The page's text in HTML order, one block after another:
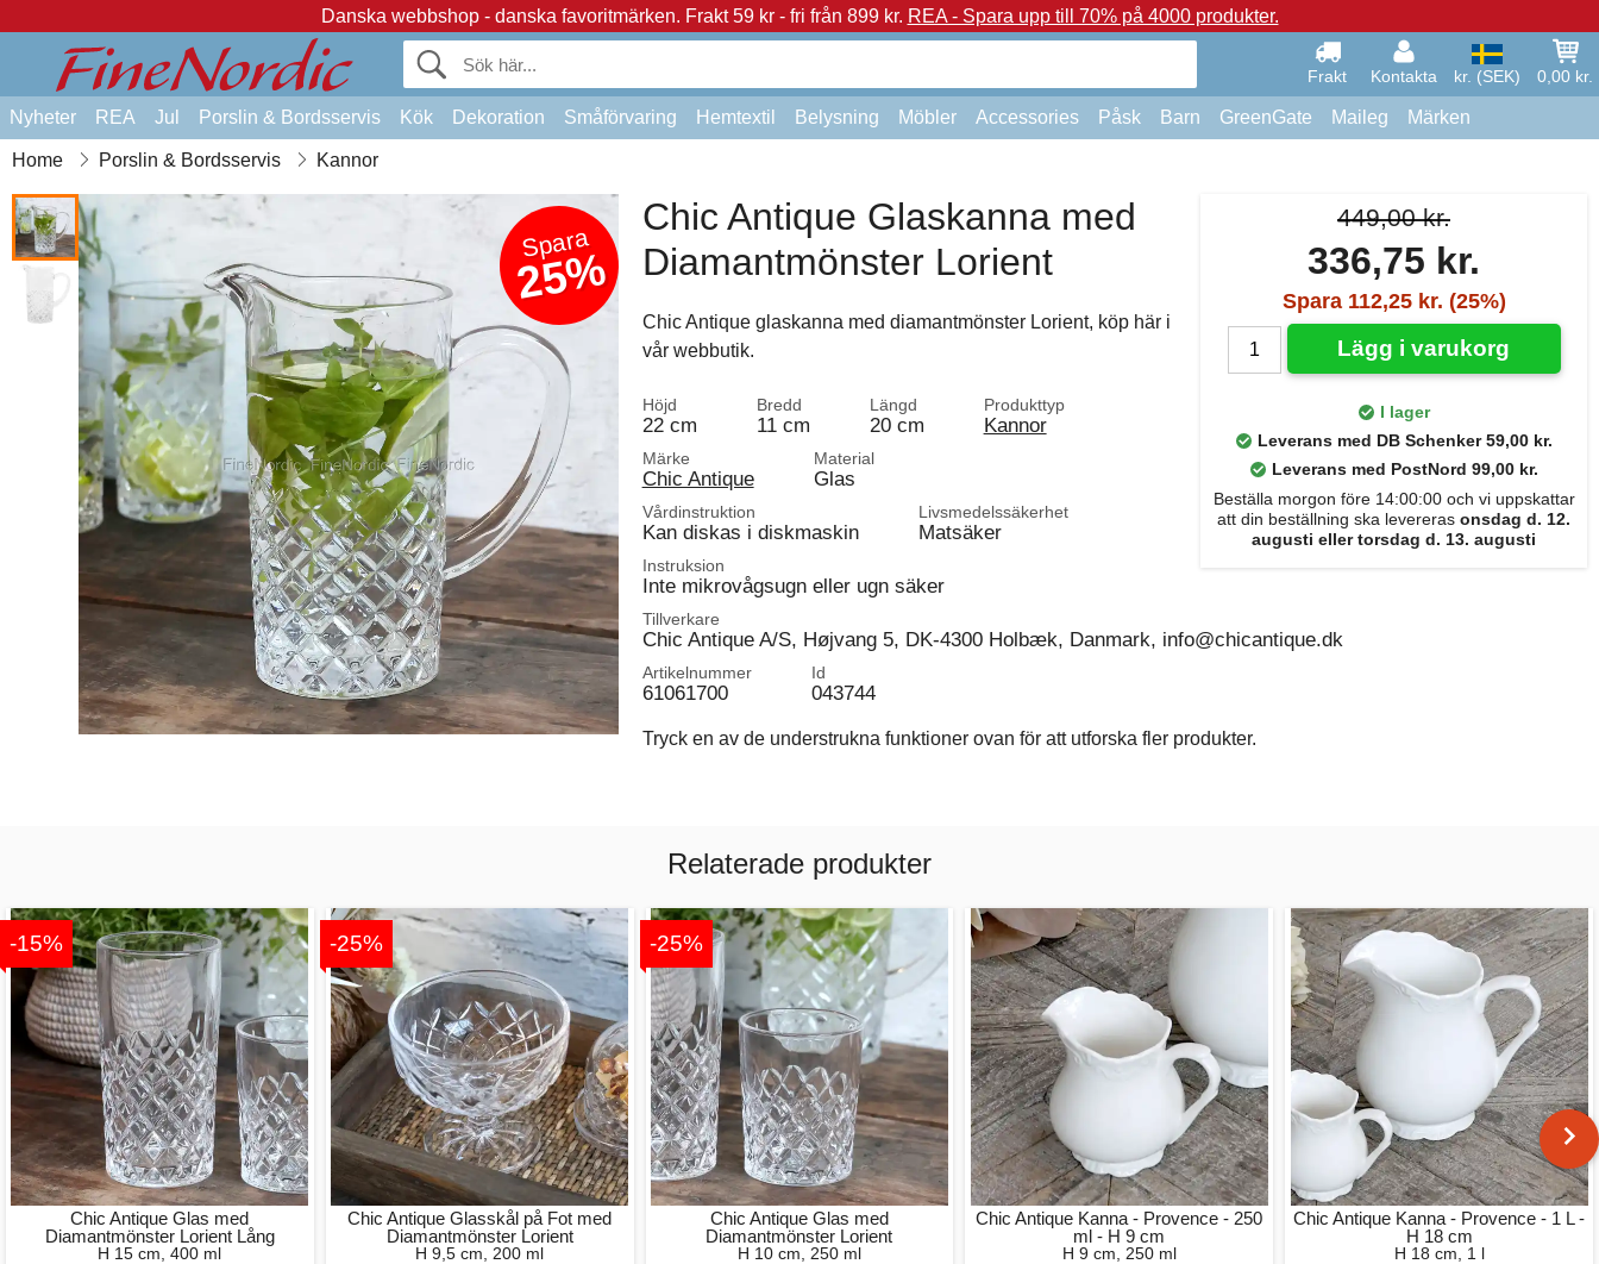
Danska webbshop - danska favoritmärken. Frakt 59 kr - fri från 899 kr. REA - Spara upp till 70% på 4000 produkter.
Frakt Kontakta kr. (SEK) 0,00 kr.
Nyheter REA Jul Porslin & Bordsservis Kök Dekoration Småförvaring Hemtextil Belysning Möbler Accessories Påsk Barn GreenGate Maileg Märken
Home Porslin & Bordsservis Kannor
Spara
25%
449,00 kr.
336,75 kr.
Spara 112,25 kr. (25%)
Lägg i varukorg
I lager
Leverans med DB Schenker 59,00 kr.
Leverans med PostNord 99,00 kr.
Beställa morgon före 14:00:00 och vi uppskattar
att din beställning ska levereras onsdag d. 12.
augusti eller torsdag d. 13. augusti
Chic Antique Glaskanna med
Diamantmönster Lorient
Chic Antique glaskanna med diamantmönster Lorient, köp här i
vår webbutik.
Höjd
22 cm
Bredd
11 cm
Längd
20 cm
Produkttyp
Kannor
Märke
Chic Antique
Material
Glas
Vårdinstruktion
Kan diskas i diskmaskin
Livsmedelssäkerhet
Matsäker
Instruksion
Inte mikrovågsugn eller ugn säker
Tillverkare
Chic Antique A/S, Højvang 5, DK-4300 Holbæk, Danmark, info@chicantique.dk
Artikelnummer
61061700
Id
043744
Tryck en av de understrukna funktioner ovan för att utforska fler produkter.
Relaterade produkter
-15%
Chic Antique Glas med
Diamantmönster Lorient Lång
H 15 cm, 400 ml
-25%
Chic Antique Glasskål på Fot med
Diamantmönster Lorient
H 9,5 cm, 200 ml
-25%
Chic Antique Glas med
Diamantmönster Lorient
H 10 cm, 250 ml
Chic Antique Kanna - Provence - 250
ml - H 9 cm
H 9 cm, 250 ml
Chic Antique Kanna - Provence - 1 L -
H 18 cm
H 18 cm, 1 l